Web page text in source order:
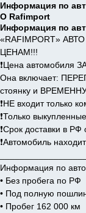
Информация по
О Rafimport
Информация по
«RAFIMPORT»
ЦЕНАМ!!!
❗️Цена автомобиля
Она включает:
стоянку и
❗️НЕ входит только
❗️Только
❗️Срок доставки в РФ
❗️Автомобиль
Информация по
• Без пробега по РФ
• Под полную
• Пробег 162 000 км